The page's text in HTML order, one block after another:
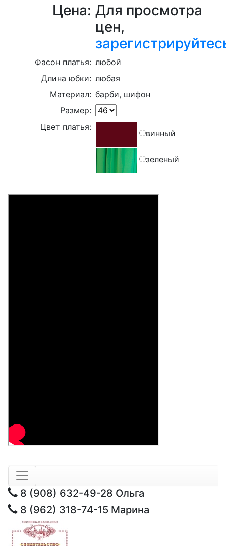
Цена: Для просмотра
цен,
Фасон платья: любой
Длина юбки: любая
Материал: барби, шифон
Размер:
Цвет платья:
винный
зеленый
8 (908) 632-49-28 Ольга
8 (962) 318-74-15 Марина